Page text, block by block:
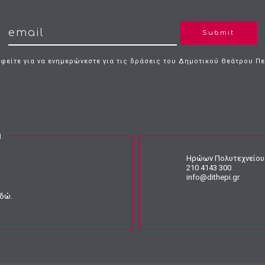
Submit
για να ενημερώνεστε για τις δράσεις του Δημοτικού Θεάτρου
.
Ηρώων
210 4143 300
info@dithepi.gr